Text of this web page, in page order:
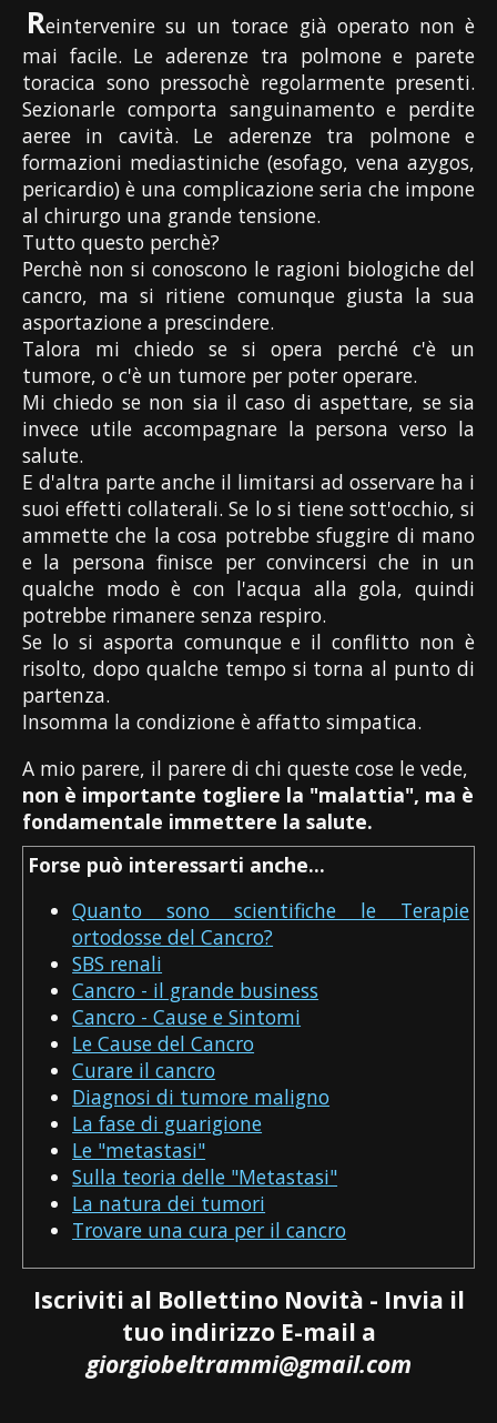
Reintervenire su un torace già operato non è
mai facile. Le aderenze tra polmone e parete
toracica sono pressochè regolarmente presenti.
Sezionarle comporta sanguinamento e perdite
aeree in cavità. Le aderenze tra polmone e
formazioni mediastiniche (esofago, vena azygos,
pericardio) è una complicazione seria che impone
al chirurgo una grande tensione.
Tutto questo perchè?
Perchè non si conoscono le ragioni biologiche del
cancro, ma si ritiene comunque giusta la sua
asportazione a prescindere.
Talora mi chiedo se si opera perché c'è un
tumore, o c'è un tumore per poter operare.
Mi chiedo se non sia il caso di aspettare, se sia
invece utile accompagnare la persona verso la
salute.
E d'altra parte anche il limitarsi ad osservare ha i
suoi effetti collaterali. Se lo si tiene sott'occhio, si
ammette che la cosa potrebbe sfuggire di mano
e la persona finisce per convincersi che in un
qualche modo è con l'acqua alla gola, quindi
potrebbe rimanere senza respiro.
Se lo si asporta comunque e il conflitto non è
risolto, dopo qualche tempo si torna al punto di
partenza.
Insomma la condizione è affatto simpatica.
A mio parere, il parere di chi queste cose le vede,
non è importante togliere la "malattia", ma è
fondamentale immettere la salute.
Forse può interessarti anche...
Quanto sono scientifiche le Terapie
ortodosse del Cancro?
SBS renali
Cancro - il grande business
Cancro - Cause e Sintomi
Le Cause del Cancro
Curare il cancro
Diagnosi di tumore maligno
La fase di guarigione
Le "metastasi"
Sulla teoria delle "Metastasi"
La natura dei tumori
Trovare una cura per il cancro
Iscriviti al Bollettino Novità - Invia il
tuo indirizzo E-mail a
giorgiobeltrammi@gmail.com